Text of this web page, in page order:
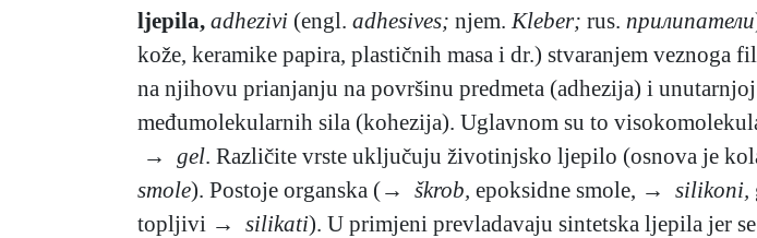
ljepila, adhezivi (engl. adhesives; njem. Kleber; rus. прилипатели
kože, keramike papira, plastičnih masa i dr.) stvaranjem veznoga
na njihovu prianjanju na površinu predmeta (adhezija) i
međumolekularnih sila (kohezija). Uglavnom su to
→ gel. Različite vrste uključuju životinjsko ljepilo (osnova je
smole). Postoje organska (→ škrob, epoksidne smole, → silikoni,
topljivi → silikati). U primjeni prevladavaju sintetska ljepila jer